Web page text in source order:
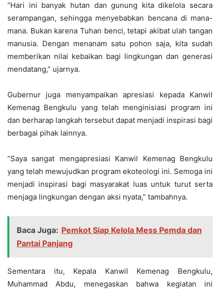
“Hari ini banyak hutan dan gunung kita dikelola secara
serampangan, sehingga menyebabkan bencana di mana-
mana. Bukan karena Tuhan benci, tetapi akibat ulah tangan
manusia. Dengan menanam satu pohon saja, kita sudah
memberikan nilai kebaikan bagi lingkungan dan generasi
mendatang,” ujarnya.
Gubernur juga menyampaikan apresiasi kepada Kanwil
Kemenag Bengkulu yang telah menginisiasi program ini
dan berharap langkah tersebut dapat menjadi inspirasi bagi
berbagai pihak lainnya.
“Saya sangat mengapresiasi Kanwil Kemenag Bengkulu
yang telah mewujudkan program ekoteologi ini. Semoga ini
menjadi inspirasi bagi masyarakat luas untuk turut serta
menjaga lingkungan dengan aksi nyata,” tambahnya.
Baca Juga: Pemkot Siap Kelola Mess Pemda dan
Pantai Panjang
Sementara itu, Kepala Kanwil Kemenag Bengkulu,
Muhammad Abdu, menegaskan bahwa kegiatan ini